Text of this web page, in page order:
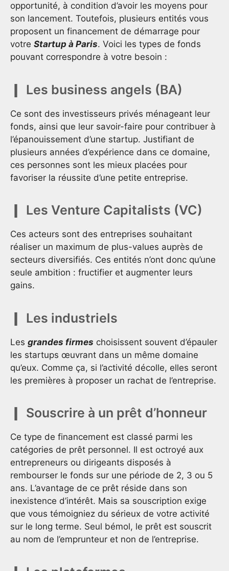
opportunité, à condition d’avoir les moyens pour
son lancement. Toutefois, plusieurs entités vous
proposent un financement de démarrage pour
votre Startup à Paris. Voici les types de fonds
pouvant correspondre à votre besoin :
Les business angels (BA)
Ce sont des investisseurs privés ménageant leur
fonds, ainsi que leur savoir-faire pour contribuer à
l’épanouissement d’une startup. Justifiant de
plusieurs années d’expérience dans ce domaine,
ces personnes sont les mieux placées pour
favoriser la réussite d’une petite entreprise.
Les Venture Capitalists (VC)
Ces acteurs sont des entreprises souhaitant
réaliser un maximum de plus-values auprès de
secteurs diversifiés. Ces entités n’ont donc qu’une
seule ambition : fructifier et augmenter leurs
gains.
Les industriels
Les grandes firmes choisissent souvent d’épauler
les startups œuvrant dans un même domaine
qu’eux. Comme ça, si l’activité décolle, elles seront
les premières à proposer un rachat de l’entreprise.
Souscrire à un prêt d’honneur
Ce type de financement est classé parmi les
catégories de prêt personnel. Il est octroyé aux
entrepreneurs ou dirigeants disposés à
rembourser le fonds sur une période de 2, 3 ou 5
ans. L’avantage de ce prêt réside dans son
inexistence d’intérêt. Mais sa souscription exige
que vous témoigniez du sérieux de votre activité
sur le long terme. Seul bémol, le prêt est souscrit
au nom de l’emprunteur et non de l’entreprise.